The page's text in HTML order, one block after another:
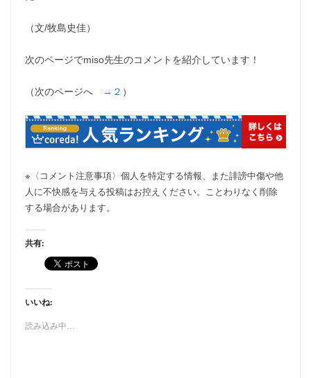
（文/牧島史佳）
次のページでmiso先生のコメントを紹介しています！
（次のページへ →２ ）
※〈コメント注意事項〉個人を特定する情報、また誹謗中傷や他
人に不快感を与える投稿はお控えください。ことわりなく削除
する場合があります。
共有:
いいね:
読み込み中…